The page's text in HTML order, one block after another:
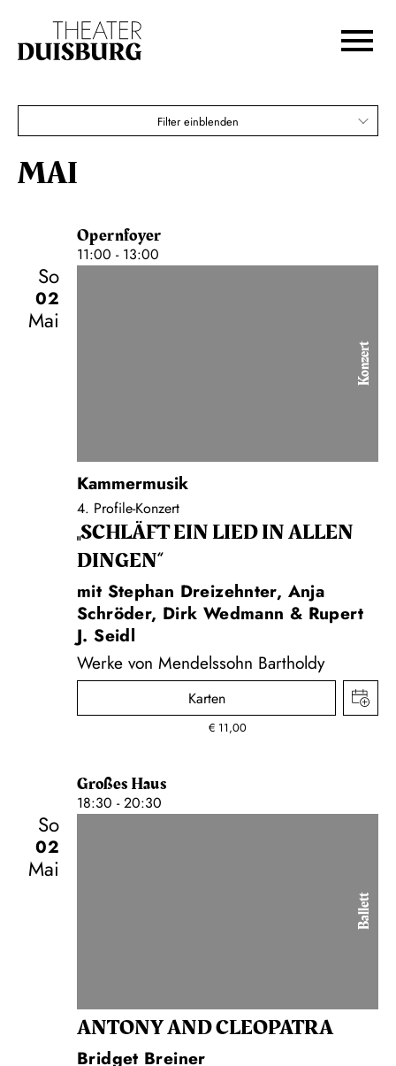
Zur Hauptnavigation springen
Zum Footer springen
Show me the way to the next whiskey bar!
MAI
Opernfoyer
11:00 - 13:00
So
02
Mai
Konzert
Kammermusik
4. Profile-Konzert
„SCHLÄFT EIN LIED IN ALLEN
DINGEN“
mit Stephan Dreizehnter, Anja
Schröder, Dirk Wedmann & Rupert
J. Seidl
Werke von Mendelssohn Bartholdy
Karten
€ 11,00
Großes Haus
18:30 - 20:30
So
02
Mai
Ballett
ANTONY AND CLEOPATRA
Bridget Breiner